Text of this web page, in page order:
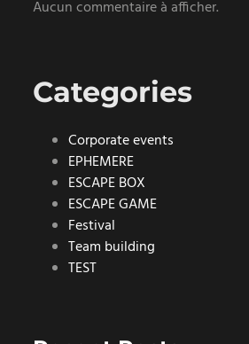
Aucun commentaire à afficher.
Categories
Corporate events
EPHEMERE
ESCAPE BOX
ESCAPE GAME
Festival
Team building
TEST